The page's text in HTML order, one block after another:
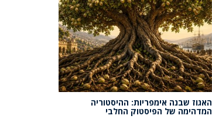
האגוז שבנה אימפריות: ההיסטוריה
המדהימה של הפיסטוק החלבי